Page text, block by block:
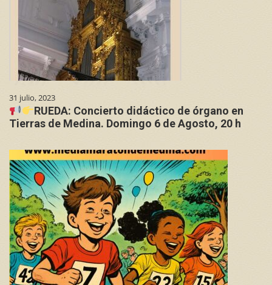
31 julio, 2023
RUEDA: Concierto didáctico de órgano en
Tierras de Medina. Domingo 6 de Agosto, 20 h